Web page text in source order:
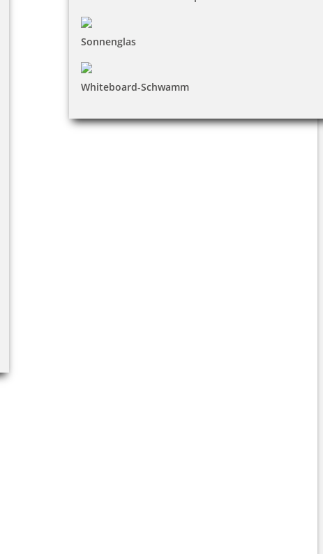
Sonnenglas
Whiteboard-Schwamm